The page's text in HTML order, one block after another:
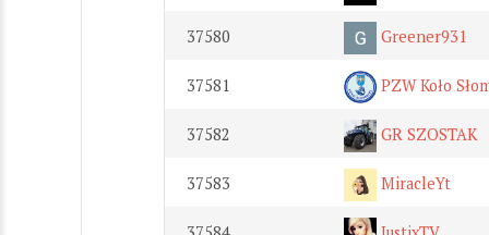
37580 Greener931
37581 PZW Koło
37582 GR SZOSTAK
37583 MiracleYt